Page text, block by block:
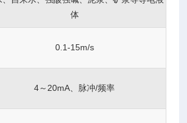
体
0.1-15m/s
4～20mA、脉冲/频率